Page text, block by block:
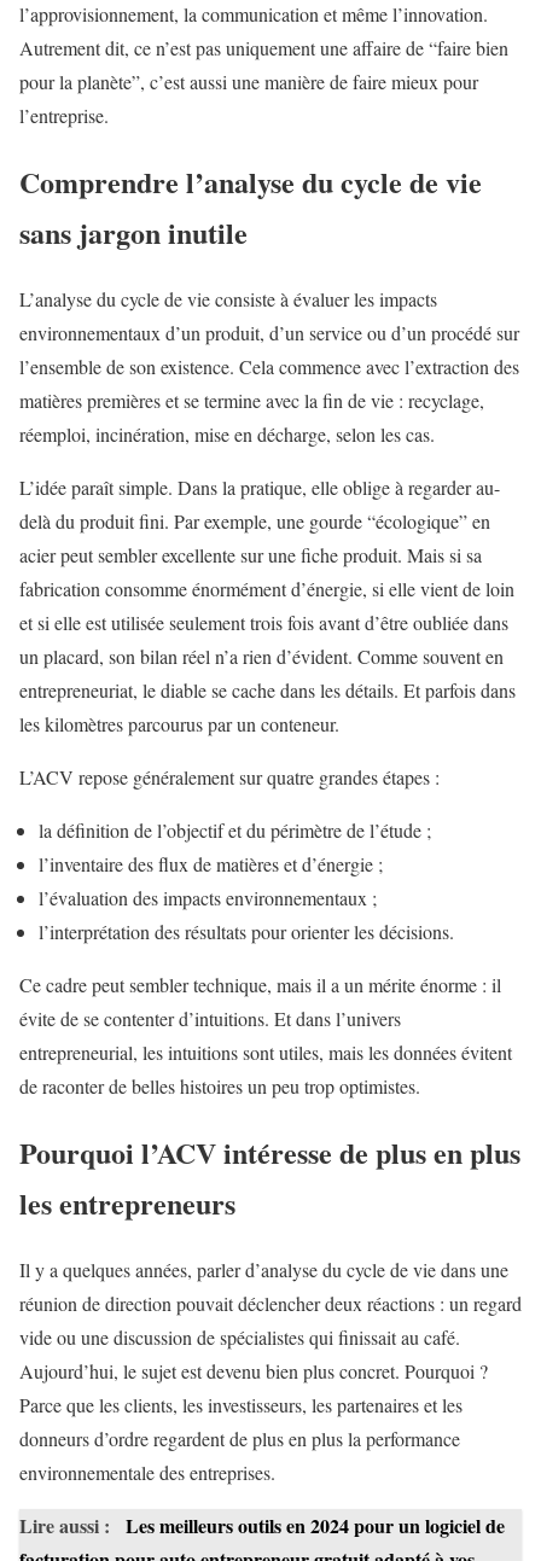
l’approvisionnement, la communication et même l’innovation.
Autrement dit, ce n’est pas uniquement une affaire de “faire bien
pour la planète”, c’est aussi une manière de faire mieux pour
l’entreprise.
Comprendre l’analyse du cycle de vie
sans jargon inutile
L’analyse du cycle de vie consiste à évaluer les impacts
environnementaux d’un produit, d’un service ou d’un procédé sur
l’ensemble de son existence. Cela commence avec l’extraction des
matières premières et se termine avec la fin de vie : recyclage,
réemploi, incinération, mise en décharge, selon les cas.
L’idée paraît simple. Dans la pratique, elle oblige à regarder au-
delà du produit fini. Par exemple, une gourde “écologique” en
acier peut sembler excellente sur une fiche produit. Mais si sa
fabrication consomme énormément d’énergie, si elle vient de loin
et si elle est utilisée seulement trois fois avant d’être oubliée dans
un placard, son bilan réel n’a rien d’évident. Comme souvent en
entrepreneuriat, le diable se cache dans les détails. Et parfois dans
les kilomètres parcourus par un conteneur.
L’ACV repose généralement sur quatre grandes étapes :
la définition de l’objectif et du périmètre de l’étude ;
l’inventaire des flux de matières et d’énergie ;
l’évaluation des impacts environnementaux ;
l’interprétation des résultats pour orienter les décisions.
Ce cadre peut sembler technique, mais il a un mérite énorme : il
évite de se contenter d’intuitions. Et dans l’univers
entrepreneurial, les intuitions sont utiles, mais les données évitent
de raconter de belles histoires un peu trop optimistes.
Pourquoi l’ACV intéresse de plus en plus
les entrepreneurs
Il y a quelques années, parler d’analyse du cycle de vie dans une
réunion de direction pouvait déclencher deux réactions : un regard
vide ou une discussion de spécialistes qui finissait au café.
Aujourd’hui, le sujet est devenu bien plus concret. Pourquoi ?
Parce que les clients, les investisseurs, les partenaires et les
donneurs d’ordre regardent de plus en plus la performance
environnementale des entreprises.
Lire aussi :
Les meilleurs outils en 2024 pour un logiciel de